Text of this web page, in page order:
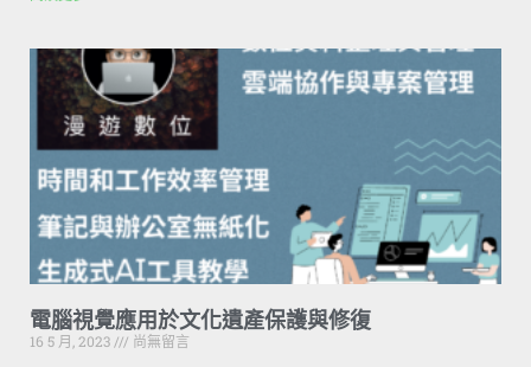
電腦視覺應用於文化遺產保護與修復
16 5 月, 2023
尚無留言